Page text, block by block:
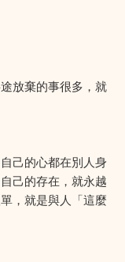
放棄的事很多，就
己的心都在別人身
己的存在，就永越
，就是與人「這麼